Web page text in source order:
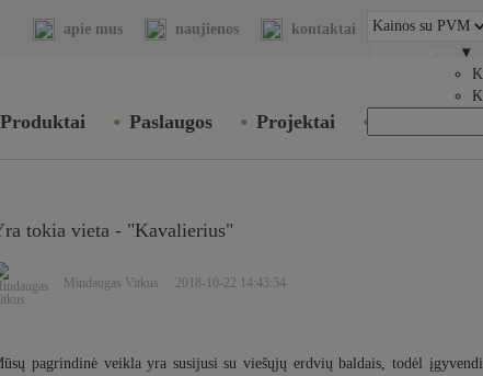
apie mus naujienos kontaktai
▾
Produktai Paslaugos Projektai
tokia vieta - "Kavalierius"
Mindaugas Vitkus 2018-10-22 14:43:54
pagrindinė veikla yra susijusi su viešųjų erdvių baldais, todėl